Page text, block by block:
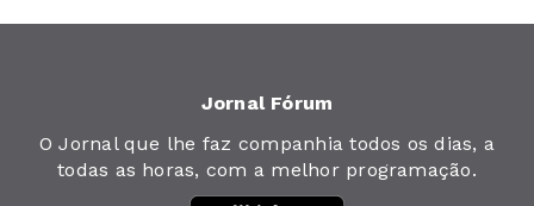
Jornal Fórum
O Jornal que lhe faz companhia todos os dias, a
todas as horas, com a melhor programação.